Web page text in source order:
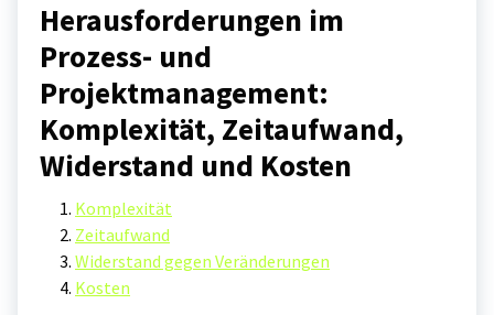
Herausforderungen im
Prozess- und
Projektmanagement:
Komplexität, Zeitaufwand,
Widerstand und Kosten
Komplexität
Zeitaufwand
Widerstand gegen Veränderungen
Kosten